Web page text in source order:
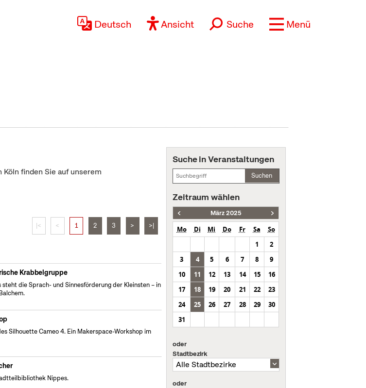
Deutsch Ansicht Suche Menü
finden Sie auf unserem
|< < 1 2 3 > >|
Krabbelgruppe
die Sprach- und Sinnesförderung der Kleinsten – in
Silhouette Cameo 4. Ein Makerspace-Workshop im
Nippes.
Suche in Veranstaltungen
Suchen
Zeitraum wählen
März 2025
Mo Di Mi Do Fr Sa
So
1
2
3
4 5 6 7 8
9
10
11 12 13 14 15
16
17
18 19 20 21 22
23
24
25 26 27 28 29
30
31
oder
Stadtbezirk
oder